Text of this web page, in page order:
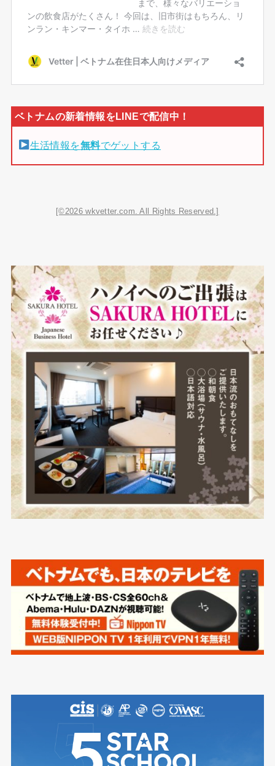
生活情報を無料でゲットする
[©2026 wkvetter.com. All Rights Reserved.]